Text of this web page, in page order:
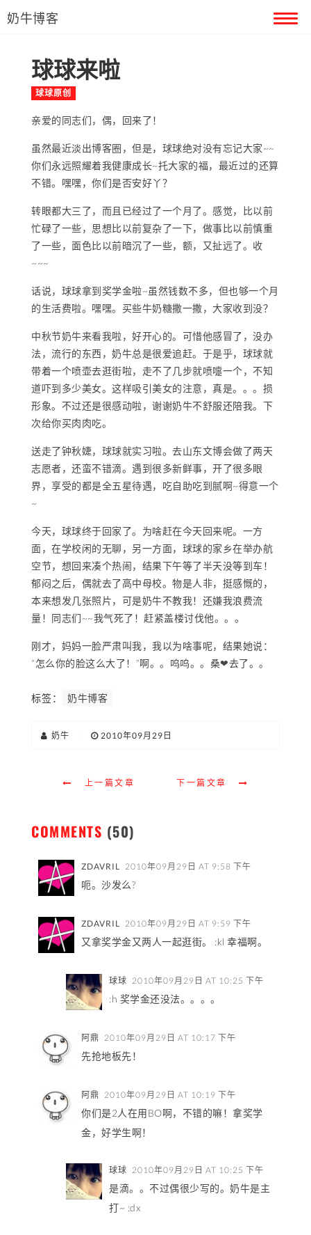
奶牛博客
关于奶牛
球球来啦
球球原创
亲爱的同志们，偶，回来了！
虽然最近淡出博客圈，但是，球球绝对没有忘记大家~~
你们永远照耀着我健康成长~托大家的福，最近过的还算
不错。嘿嘿，你们是否安好丫？
转眼都大三了，而且已经过了一个月了。感觉，比以前
忙碌了一些，思想比以前复杂了一下，做事比以前慎重
了一些，面色比以前暗沉了一些，额，又扯远了。收
~~~
话说，球球拿到奖学金啦~虽然钱数不多，但也够一个月
的生活费啦。嘿嘿。买些牛奶糖撒一撒，大家收到没？
中秋节奶牛来看我啦，好开心的。可惜他感冒了，没办
法，流行的东西，奶牛总是很爱追赶。于是乎，球球就
带着一个喷壶去逛街啦，走不了几步就喷嚏一个，不知
道吓到多少美女。这样吸引美女的注意，真是。。。损
形象。不过还是很感动啦，谢谢奶牛不舒服还陪我。下
次给你买肉肉吃。
送走了钟秋婕，球球就实习啦。去山东文博会做了两天
志愿者，还蛮不错滴。遇到很多新鲜事，开了很多眼
界，享受的都是全五星待遇，吃自助吃到腻啊~得意一个
~
今天，球球终于回家了。为啥赶在今天回来呢。一方
面，在学校闲的无聊，另一方面，球球的家乡在举办航
空节，想回来凑个热闹，结果下午等了半天没等到车！
郁闷之后，偶就去了高中母校。物是人非，挺感慨的，
本来想发几张照片，可是奶牛不教我！还嫌我浪费流
量！同志们~~我气死了！赶紧盖楼讨伐他。。。
刚才，妈妈一脸严肃叫我，我以为啥事呢，结果她说：
“怎么你的脸这么大了！”啊。。呜呜。。桑❤去了。。
标签： 奶牛博客
奶牛 2010年09月29日
上一篇文章 下一篇文章
COMMENTS (50)
ZDAVRIL 2010年09月29日 AT 9:58 下午
呃。沙发么?
ZDAVRIL 2010年09月29日 AT 9:59 下午
又拿奖学金又两人一起逛街。 :kl 幸福啊。
球球 2010年09月29日 AT 10:25 下午
:h 奖学金还没法。。。。
阿鼎 2010年09月29日 AT 10:17 下午
先抢地板先！
阿鼎 2010年09月29日 AT 10:19 下午
你们是2人在用BO啊，不错的嘛！拿奖学
金，好学生啊！
球球 2010年09月29日 AT 10:25 下午
是滴。。不过偶很少写的。奶牛是主
打~ :dx